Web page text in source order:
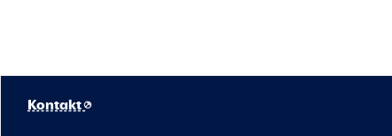
Kontakt